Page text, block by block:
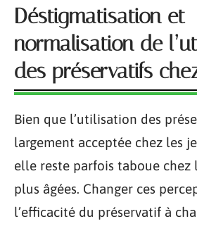
Déstigmatisation et
normalisation de
des préservatifs
Bien que l’utilisation des
largement acceptée chez les
elle reste parfois taboue chez
plus âgées. Changer ces
l’efficacité du préservatif à